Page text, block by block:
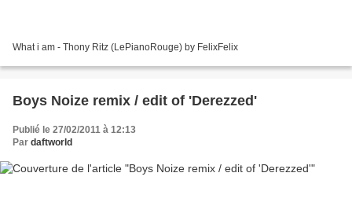
What i am - Thony Ritz (LePianoRouge) by FelixFelix
Boys Noize remix / edit of 'Derezzed'
Publié le 27/02/2011 à 12:13
Par daftworld